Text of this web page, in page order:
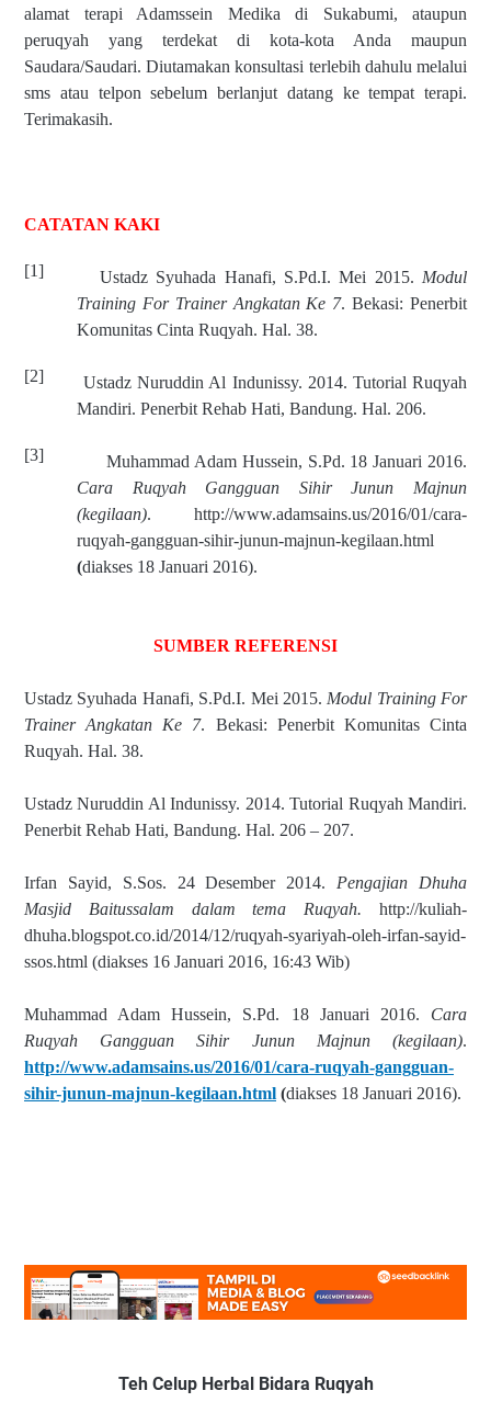
alamat terapi Adamssein Medika di Sukabumi, ataupun
peruqyah yang terdekat di kota-kota Anda maupun
Saudara/Saudari. Diutamakan konsultasi terlebih dahulu melalui
sms atau telpon sebelum berlanjut datang ke tempat terapi.
Terimakasih.
CATATAN KAKI
[1] Ustadz Syuhada Hanafi, S.Pd.I. Mei 2015. Modul
Training For Trainer Angkatan Ke 7. Bekasi: Penerbit
Komunitas Cinta Ruqyah. Hal. 38.
[2] Ustadz Nuruddin Al Indunissy. 2014. Tutorial Ruqyah
Mandiri. Penerbit Rehab Hati, Bandung. Hal. 206.
[3]Muhammad Adam Hussein, S.Pd. 18 Januari 2016.
Cara Ruqyah Gangguan Sihir Junun Majnun
(kegilaan). http://www.adamsains.us/2016/01/cara-
ruqyah-gangguan-sihir-junun-majnun-kegilaan.html
(diakses 18 Januari 2016).
SUMBER REFERENSI
Ustadz Syuhada Hanafi, S.Pd.I. Mei 2015. Modul Training For
Trainer Angkatan Ke 7. Bekasi: Penerbit Komunitas Cinta
Ruqyah. Hal. 38.
Ustadz Nuruddin Al Indunissy. 2014. Tutorial Ruqyah Mandiri.
Penerbit Rehab Hati, Bandung. Hal. 206 – 207.
Irfan Sayid, S.Sos. 24 Desember 2014. Pengajian Dhuha
Masjid Baitussalam dalam tema Ruqyah. http://kuliah-
dhuha.blogspot.co.id/2014/12/ruqyah-syariyah-oleh-irfan-sayid-
ssos.html (diakses 16 Januari 2016, 16:43 Wib)
Muhammad Adam Hussein, S.Pd. 18 Januari 2016. Cara
Ruqyah Gangguan Sihir Junun Majnun (kegilaan).
http://www.adamsains.us/2016/01/cara-ruqyah-gangguan-
sihir-junun-majnun-kegilaan.html (diakses 18 Januari 2016).
Teh Celup Herbal Bidara Ruqyah